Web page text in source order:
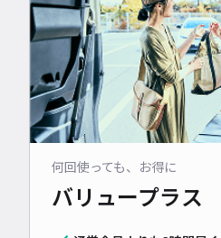
何回使っても、お得に
バリュープラス